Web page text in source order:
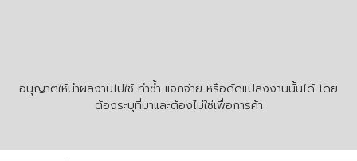
อนุญาตให้นำผลงานไปใช้ ทำซ้ำ แจกจ่าย หรือดัดแปลงงานนั้นได้ โดย
ต้องระบุที่มาและต้องไม่ใช่เพื่อการค้า